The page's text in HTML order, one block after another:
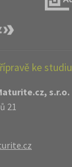
ke studiu
s.r.o.
21